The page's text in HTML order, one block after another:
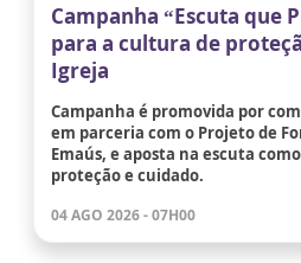
Campanha “Escuta que
para a cultura de
Igreja
Campanha é promovida por
em parceria com o Projeto de
Emaús, e aposta na escuta
proteção e cuidado.
04 AGO 2026 - 07H00